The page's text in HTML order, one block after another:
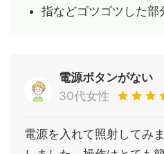
指などゴツゴツした部
電源ボタンがない
30代女性
電源を入れて照射してみ